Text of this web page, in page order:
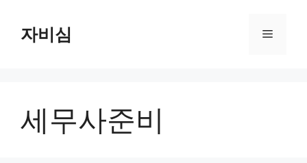
자비심 메
세무사준비